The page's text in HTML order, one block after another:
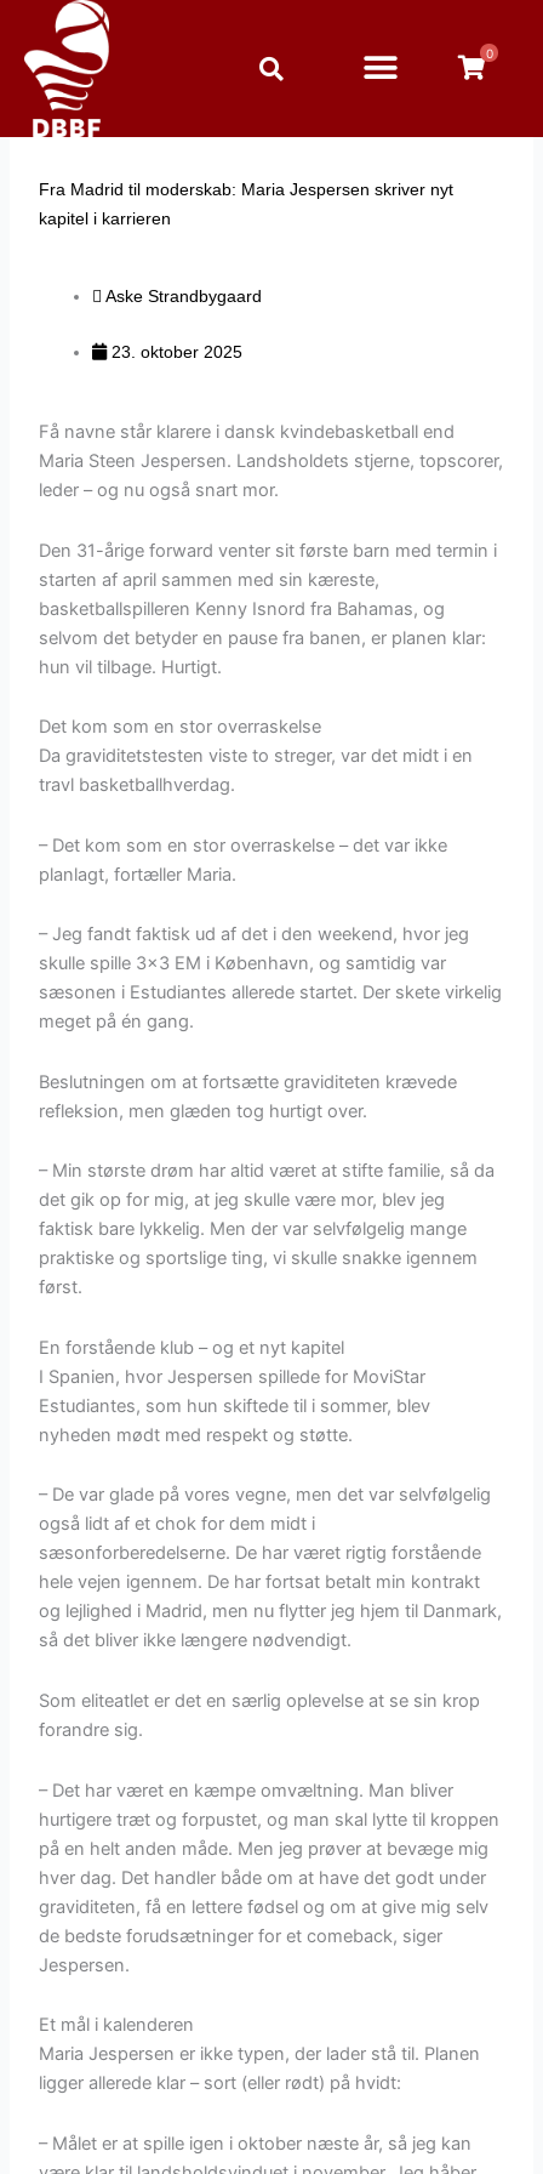
indholdet
0
Fra Madrid til moderskab: Maria Jespersen skriver nyt
kapitel i karrieren
Aske Strandbygaard
23. oktober 2025
Få navne står klarere i dansk kvindebasketball end
Maria Steen Jespersen. Landsholdets stjerne, topscorer,
leder – og nu også snart mor.
Den 31-årige forward venter sit første barn med termin i
starten af april sammen med sin kæreste,
basketballspilleren Kenny Isnord fra Bahamas, og
selvom det betyder en pause fra banen, er planen klar:
hun vil tilbage. Hurtigt.
Det kom som en stor overraskelse
Da graviditetstesten viste to streger, var det midt i en
travl basketballhverdag.
– Det kom som en stor overraskelse – det var ikke
planlagt, fortæller Maria.
– Jeg fandt faktisk ud af det i den weekend, hvor jeg
skulle spille 3×3 EM i København, og samtidig var
sæsonen i Estudiantes allerede startet. Der skete virkelig
meget på én gang.
Beslutningen om at fortsætte graviditeten krævede
refleksion, men glæden tog hurtigt over.
– Min største drøm har altid været at stifte familie, så da
det gik op for mig, at jeg skulle være mor, blev jeg
faktisk bare lykkelig. Men der var selvfølgelig mange
praktiske og sportslige ting, vi skulle snakke igennem
først.
En forstående klub – og et nyt kapitel
I Spanien, hvor Jespersen spillede for MoviStar
Estudiantes, som hun skiftede til i sommer, blev
nyheden mødt med respekt og støtte.
– De var glade på vores vegne, men det var selvfølgelig
også lidt af et chok for dem midt i
sæsonforberedelserne. De har været rigtig forstående
hele vejen igennem. De har fortsat betalt min kontrakt
og lejlighed i Madrid, men nu flytter jeg hjem til Danmark,
så det bliver ikke længere nødvendigt.
Som eliteatlet er det en særlig oplevelse at se sin krop
forandre sig.
– Det har været en kæmpe omvæltning. Man bliver
hurtigere træt og forpustet, og man skal lytte til kroppen
på en helt anden måde. Men jeg prøver at bevæge mig
hver dag. Det handler både om at have det godt under
graviditeten, få en lettere fødsel og om at give mig selv
de bedste forudsætninger for et comeback, siger
Jespersen.
Et mål i kalenderen
Maria Jespersen er ikke typen, der lader stå til. Planen
ligger allerede klar – sort (eller rødt) på hvidt:
– Målet er at spille igen i oktober næste år, så jeg kan